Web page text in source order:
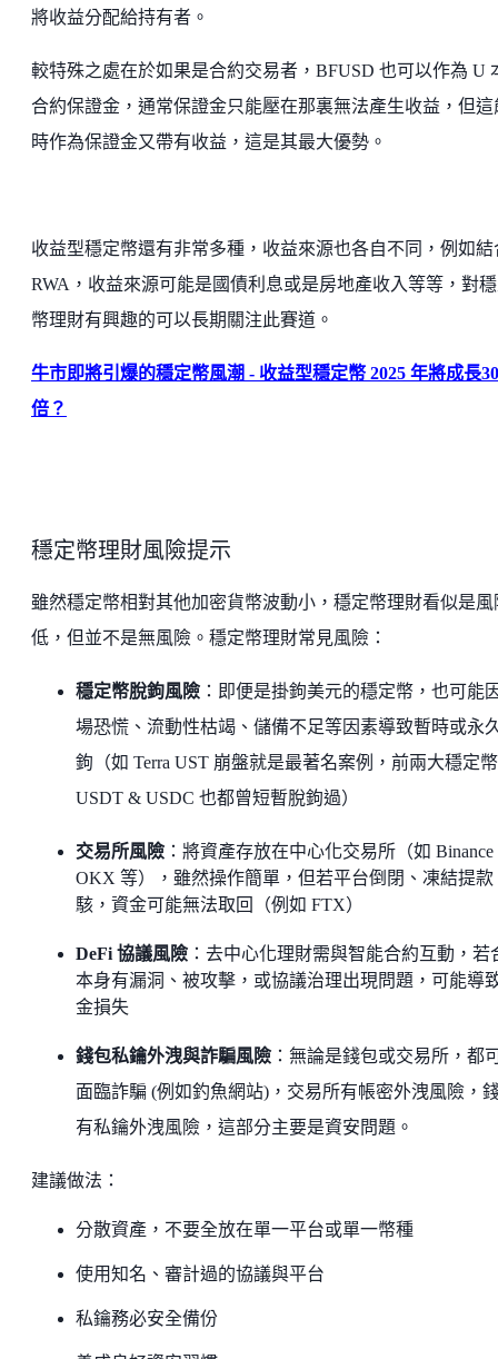
將收益分配給持有者。
較特殊之處在於如果是合約交易者，BFUSD 也可以作為 U
合約保證金，通常保證金只能壓在那裏無法產生收益，但這
時作為保證金又帶有收益，這是其最大優勢。
收益型穩定幣還有非常多種，收益來源也各自不同，例如結
RWA，收益來源可能是國債利息或是房地產收入等等，對
幣理財有興趣的可以長期關注此賽道。
牛市即將引爆的穩定幣風潮 - 收益型穩定幣 2025 年將成長30
倍？
穩定幣理財風險提示
雖然穩定幣相對其他加密貨幣波動小，穩定幣理財看似是風
低，但並不是無風險。穩定幣理財常見風險：
穩定幣脫鉤風險 ：即便是掛鉤美元的穩定幣，也可能
場恐慌、流動性枯竭、儲備不足等因素導致暫時或永
鉤（如 Terra UST 崩盤就是最著名案例，前兩大穩定幣
USDT & USDC 也都曾短暫脫鉤過）
交易所風險 ：將資產存放在中心化交易所（如 Binance
OKX 等），雖然操作簡單，但若平台倒閉、凍結提款
駭，資金可能無法取回（例如 FTX）
DeFi 協議風險 ：去中心化理財需與智能合約互動，若
本身有漏洞、被攻擊，或協議治理出現問題，可能導
金損失
錢包私鑰外洩與詐騙風險 ：無論是錢包或交易所，都
面臨詐騙 (例如釣魚網站)，交易所有帳密外洩風險，
有私鑰外洩風險，這部分主要是資安問題。
建議做法：
分散資產，不要全放在單一平台或單一幣種
使用知名、審計過的協議與平台
私鑰務必安全備份